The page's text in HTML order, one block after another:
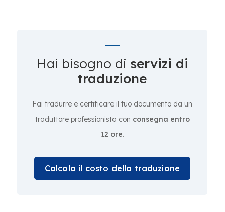
Hai bisogno di servizi di
traduzione
Fai tradurre e certificare il tuo documento da un
traduttore professionista con consegna entro
12 ore.
Calcola il costo della traduzione